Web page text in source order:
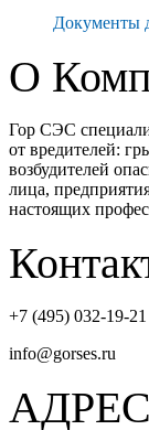
Документы
О
Гор СЭС
от вредителей:
возбудителей
лица,
настоящих
+7 (495) 032-19-21
info@gorses.ru
АДРЕС